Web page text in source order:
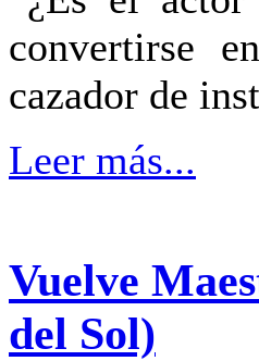
convertirse
cazador de
Leer más...
Vuelve
del Sol)